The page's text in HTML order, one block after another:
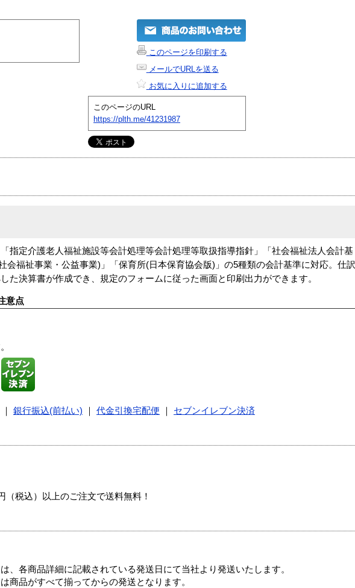
このページを印刷する
メールでURLを送る
お気に入りに追加する
このページのURL
https://plth.me/41231987
指定介護老人福祉施設等会計処理等会計処理等取扱指導指針」「社会福祉法人会計基
会福祉事業・公益事業)」「保育所(日本保育協会版)」の5種類の会計基準に対応。仕訳
た決算書が作成でき、規定のフォームに従った画面と印刷出力ができます。
意点
銀行振込(前払い) 代金引換宅配便
セブンイレブン決済
税込）以上のご注文で送料無料！
、各商品詳細に記載されている発送日にて当社より発送いたします。
商品がすべて揃ってからの発送となります。